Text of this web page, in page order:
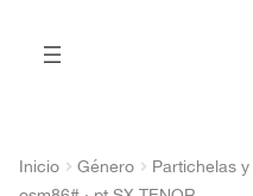
Inicio Género Partichelas